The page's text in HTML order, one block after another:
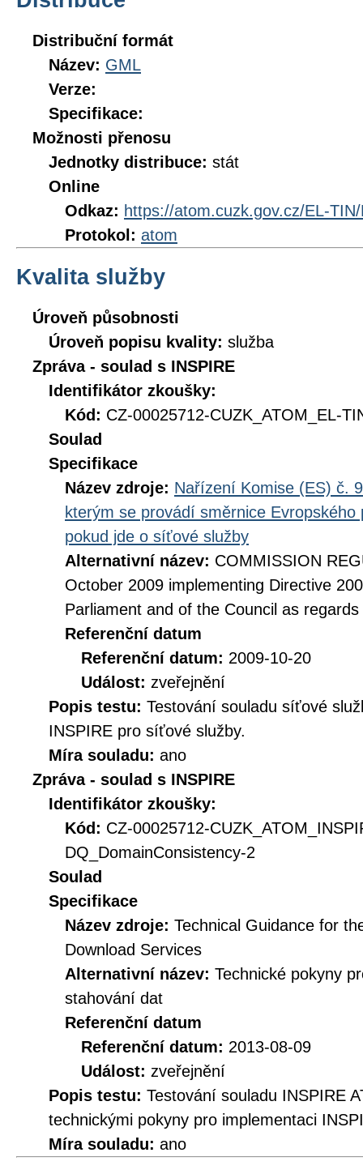
Distribuční formát
Název: GML
Verze:
Specifikace:
Možnosti přenosu
Jednotky distribuce: stát
Online
Odkaz: https://atom.cuzk.gov.cz/EL-
Protokol: atom
Kvalita služby
Úroveň působnosti
Úroveň popisu kvality: služba
Zpráva - soulad s INSPIRE
Identifikátor zkoušky:
Kód: CZ-00025712-CUZK_ATOM_EL-
Soulad
Specifikace
Název zdroje: Nařízení Komise (ES) č.
kterým se provádí směrnice
pokud jde o síťové služby
Alternativní název: COMMISSION
October 2009 implementing Directive
Parliament and of the Council as
Referenční datum
Referenční datum: 2009-10-20
Událost: zveřejnění
Popis testu: Testování souladu síťové
INSPIRE pro síťové služby.
Míra souladu: ano
Zpráva - soulad s INSPIRE
Identifikátor zkoušky:
Kód: CZ-00025712-
DQ_DomainConsistency-2
Soulad
Specifikace
Název zdroje: Technical Guidance for
Download Services
Alternativní název: Technické pokyny
stahování dat
Referenční datum
Referenční datum: 2013-08-09
Událost: zveřejnění
Popis testu: Testování souladu INSPIRE
technickými pokyny pro implementaci
Míra souladu: ano